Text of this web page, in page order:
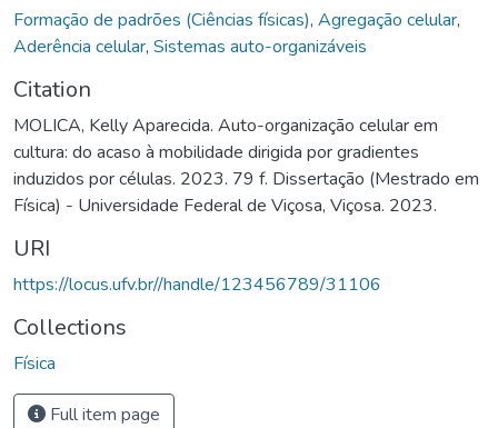
Formação de padrões (Ciências físicas), Agregação celular,
Aderência celular, Sistemas auto-organizáveis
Citation
MOLICA, Kelly Aparecida. Auto-organização celular em
cultura: do acaso à mobilidade dirigida por gradientes
induzidos por células. 2023. 79 f. Dissertação (Mestrado em
Física) - Universidade Federal de Viçosa, Viçosa. 2023.
URI
https://locus.ufv.br//handle/123456789/31106
Collections
Física
Full item page